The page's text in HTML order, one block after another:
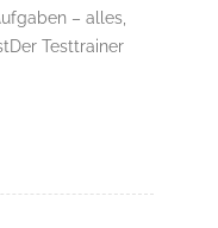
– alles,
Testtrainer